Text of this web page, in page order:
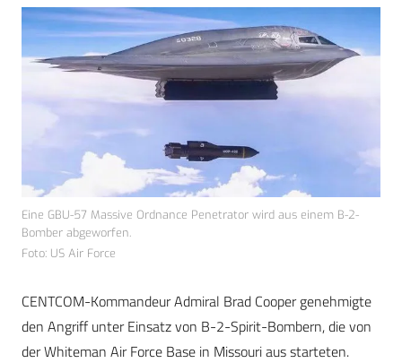
Eine GBU-57 Massive Ordnance Penetrator wird aus einem B-2-
Bomber abgeworfen.
Foto: US Air Force
CENTCOM-Kommandeur Admiral Brad Cooper genehmigte
den Angriff unter Einsatz von B-2-Spirit-Bombern, die von
der Whiteman Air Force Base in Missouri aus starteten.